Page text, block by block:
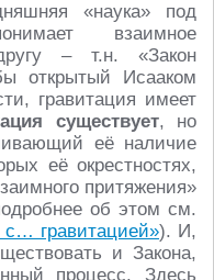
«наука» под
взаимное
– т.н. «Закон
открытый Исааком
гравитация имеет
существует, но
её наличие
её окрестностях,
притяжения»
об этом см.
с… гравитацией»). И,
и Закона,
процесс. Здесь